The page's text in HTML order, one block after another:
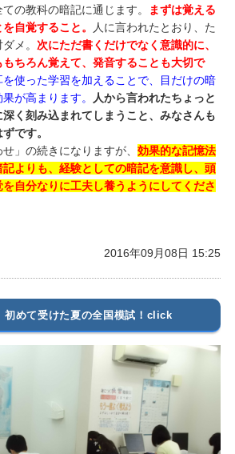
の教科の暗記に通じます。
まずは覚える
自覚すること。
人に言われたとおり、た
メ。 次にただ書くだけでなく意識的に、
ちろん覚えて、発音することも大切で
使った学習を加えることで、目だけの暗
が高まります。
人から言われたちょっと
く刻み込まれてしまうこと、みなさんも
です。
」の続きになりますが、 効果的な記憶法
よりも、経験としての暗記を意識し、頭
自分なりに工夫し養うようにしてくださ
2016年09月08日 15:25
初めて受けた夏の全国模試！click